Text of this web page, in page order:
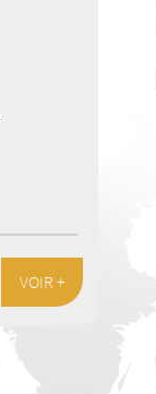
VOIR +